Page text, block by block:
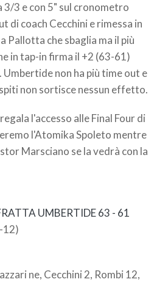
3/3 e con 5" sul cronometro
di coach Cecchini e rimessa in
Pallotta che sbaglia ma il più
in tap-in firma il +2 (63-61)
non ha più time out e
non sortisce nessun effetto.
l'accesso alle Final Four di
l'Atomika Spoleto mentre
Marsciano se la vedrà con la
UMBERTIDE 63 - 61
12)
ne, Cecchini 2, Rombi 12,